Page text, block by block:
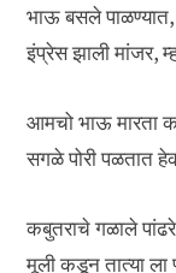
भाऊ बसले
इंप्रेस झाली मांजर,
आमचो भाऊ मारता
सगळे पोरी पळतात
कबुतराचे गळाले
मूली कडून तात्या